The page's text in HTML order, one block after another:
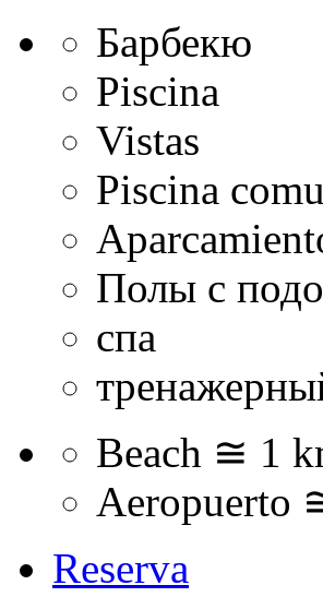
Барбекю
Piscina
Vistas
Piscina
Полы с
спа
Beach ≅ 1
Aeropuerto
Reserva